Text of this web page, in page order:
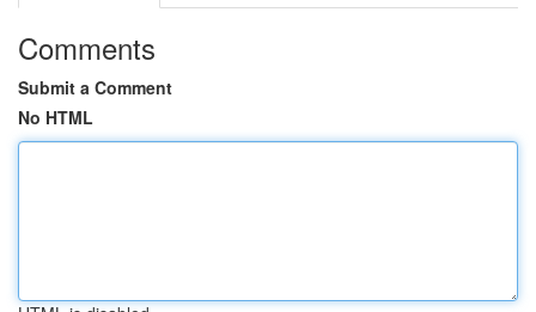
Comments
Submit a Comment
No HTML